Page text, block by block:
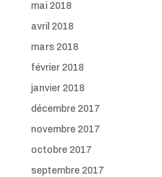
mai 2018
avril 2018
mars 2018
février 2018
janvier 2018
décembre 2017
novembre 2017
octobre 2017
septembre 2017